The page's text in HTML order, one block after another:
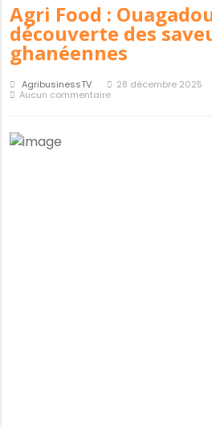
Agri Food :
découverte des
ghanéennes
AgribusinessTV 28 décembre 2025
Aucun commentaire